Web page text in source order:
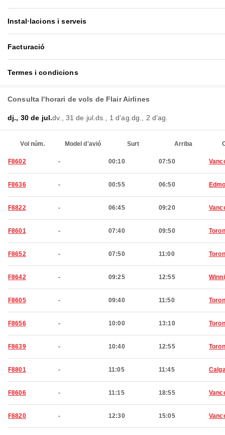
Instal·lacions i serveis
Facturació
Termes i condicions
Consulta l'horari de vols de Flair Airlines
dj., 30 de jul.dv., 31 de jul.ds., 1 d’ag. dg., 2 d’ag.
Vol núm. Model d'avió Surt Arriba
F8602 - 00:10 07:50
F8636 - 00:55 06:50
F8822 - 06:45 09:20
F8601 - 07:40 09:50
F8652 - 07:50 11:00
F8642 - 09:25 12:55
F8605 - 09:40 11:50
F8656 - 10:00 13:10
F8639 - 10:40 12:55
F8801 - 11:05 11:45
F8606 - 11:15 18:55
F8820 - 12:30 15:05